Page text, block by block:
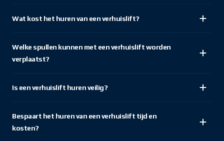
Wat kost het huren van een verhuislift?
Welke spullen kunnen met een verhuislift worden
verplaatst?
Is een verhuislift huren veilig?
Bespaart het huren van een verhuislift tijd en
kosten?